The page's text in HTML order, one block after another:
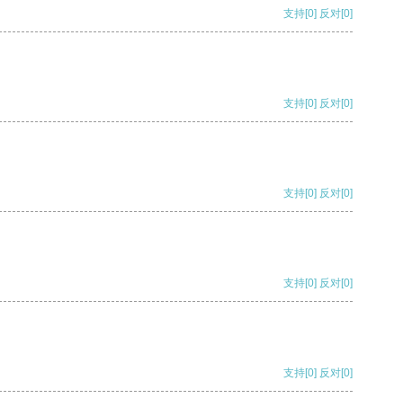
支持[0] 反对[0]
支持[0] 反对[0]
支持[0] 反对[0]
支持[0] 反对[0]
支持[0] 反对[0]